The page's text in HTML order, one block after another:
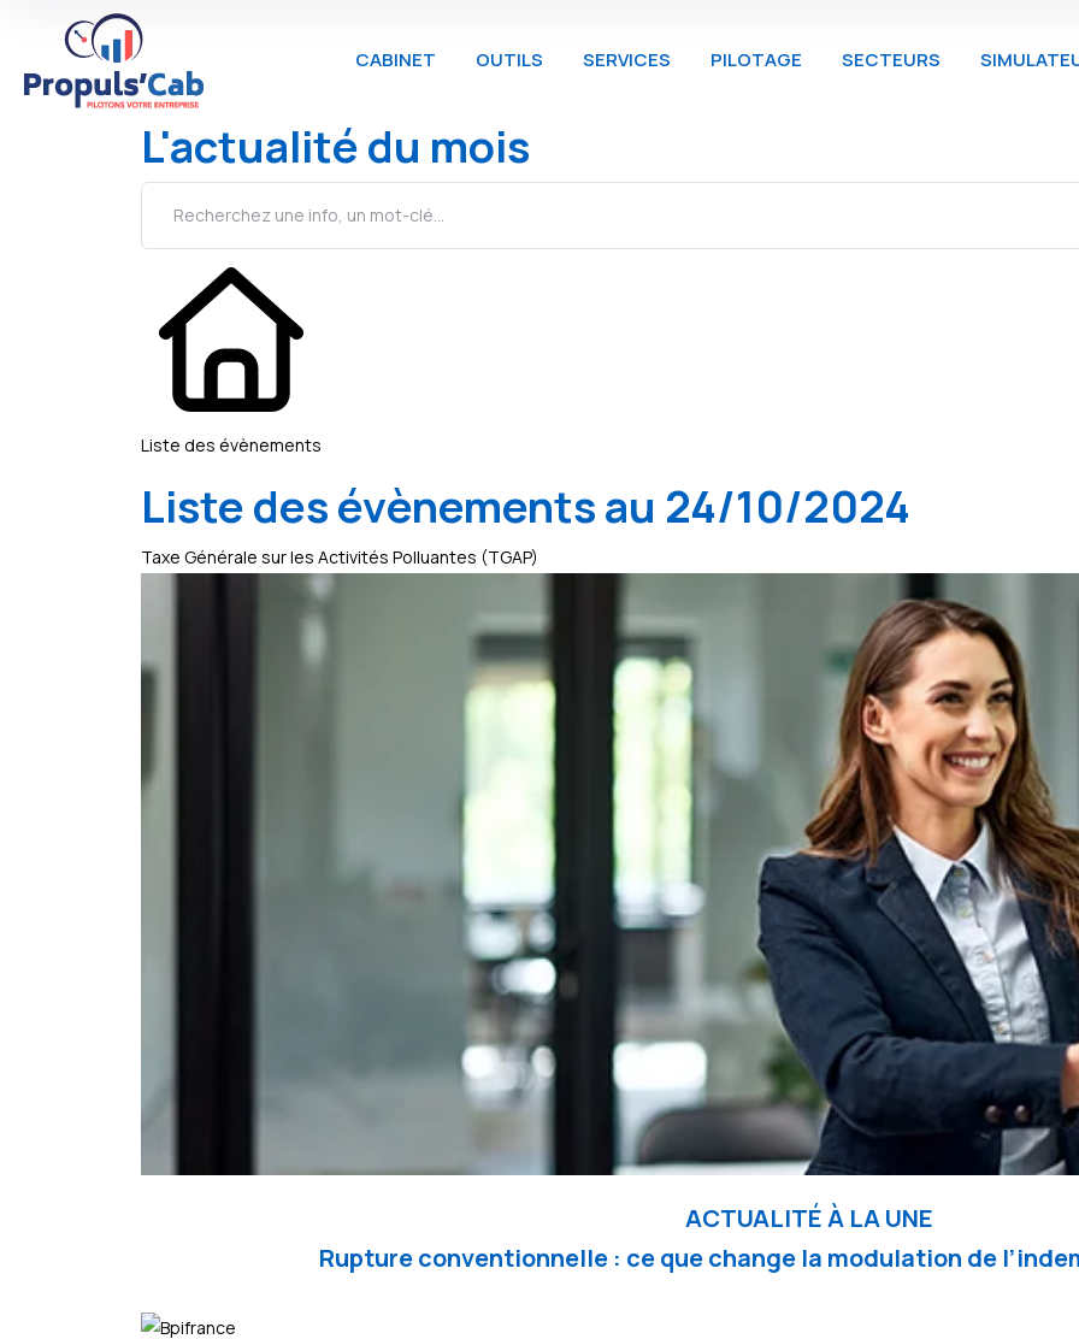
CABINET OUTILS SERVICES PILOTAGE SECTEURS
L'actualité du mois
Liste des évènements
Liste des évènements au 24/10/2024
Taxe Générale sur les Activités Polluantes (TGAP)
ACTUALITÉ À LA UNE
Rupture conventionnelle : ce que change la modulation de